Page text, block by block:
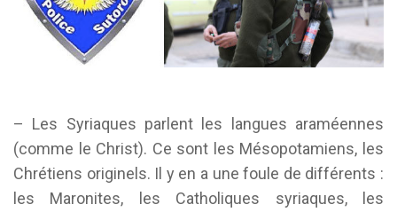
– Les Syriaques parlent les langues araméennes
(comme le Christ). Ce sont les Mésopotamiens, les
Chrétiens originels. Il y en a une foule de différents :
les Maronites, les Catholiques syriaques, les